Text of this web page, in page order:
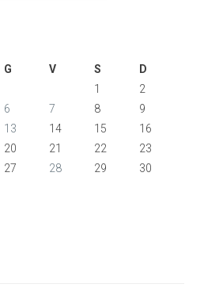
G V S
D
1
2
6 7 8
9
13 14 15
16
20 21 22
23
27 28 29
30